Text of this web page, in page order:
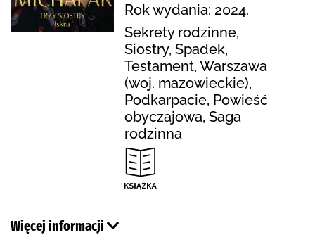
Rok wydania: 2024.
Sekrety rodzinne,
Siostry, Spadek,
Testament, Warszawa
(woj. mazowieckie),
Podkarpacie, Powieść
obyczajowa, Saga
rodzinna
Więcej informacji